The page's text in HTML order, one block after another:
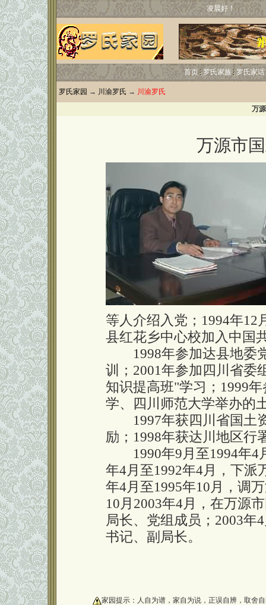
凌晨好！
首页 罗氏家族 罗氏家话
罗氏家园 → 川渝罗氏 → 川渝罗氏
万
万源市
等人介绍入党；1994年12
县红花乡中心校加入中国
1998年参加达县地委
训；2001年参加四川省委
知识提高班"学习；1999
学、四川师范大学举办的
1997年获四川省国土
励；1998年获达川地区行
1990年9月至1994年4
年4月至1992年4月，下派
年4月至1995年10月，调
10月2003年4月，在万源
局长、党组成员；2003年
书记、副局长。
家园提示：人自为谱，家自为说，正误自辨，取舍